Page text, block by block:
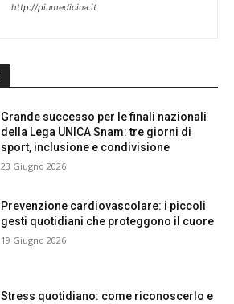
http://piumedicina.it
Grande successo per le finali nazionali
della Lega UNICA Snam: tre giorni di
sport, inclusione e condivisione
23 Giugno 2026
Prevenzione cardiovascolare: i piccoli
gesti quotidiani che proteggono il cuore
19 Giugno 2026
Stress quotidiano: come riconoscerlo e